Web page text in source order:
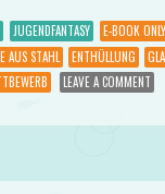
JUGENDFANTASY E-BOOK ONLY
AUS STAHL ENTHÜLLUNG
LEAVE A COMMENT